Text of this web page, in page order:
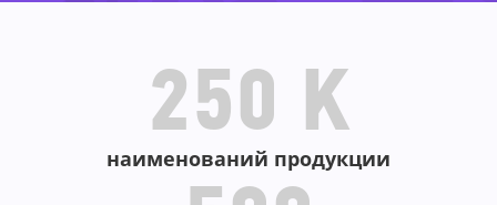
-48%
-52%
-46%
250 K
наименований продукции